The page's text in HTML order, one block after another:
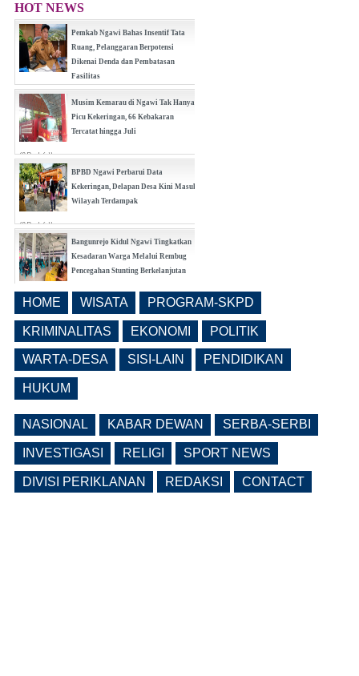
HOT NEWS
Pemkab Ngawi Bahas Insentif Tata
Ruang, Pelanggaran Berpotensi
Dikenai Denda dan Pembatasan
Fasilitas
(0 Reply(s))
Musim Kemarau di Ngawi Tak Hanya
Picu Kekeringan, 66 Kebakaran
Tercatat hingga Juli
(0 Reply(s))
BPBD Ngawi Perbarui Data
Kekeringan, Delapan Desa Kini Masuk
Wilayah Terdampak
(0 Reply(s))
Bangunrejo Kidul Ngawi Tingkatkan
Kesadaran Warga Melalui Rembug
Pencegahan Stunting Berkelanjutan
Ngawi Fokus di Eks Rumdin Wakil
Bupati
(0 Reply(s))
HOME WISATA PROGRAM-SKPD
KRIMINALITAS EKONOMI POLITIK
WARTA-DESA SISI-LAIN PENDIDIKAN
HUKUM
NASIONAL KABAR DEWAN SERBA-SERBI
INVESTIGASI RELIGI SPORT NEWS
DIVISI PERIKLANAN REDAKSI CONTACT